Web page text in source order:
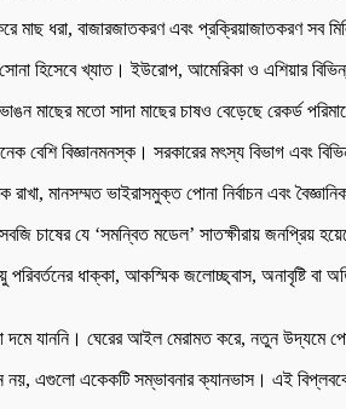
মাছ ধরা, বাজারজাতকরণ এবং প্রক্রিয়াজাতকরণ সব
হিসেবে খ্যাত। ইউরোপ, আমেরিকা ও এশিয়ার
মাছের মতো সাদা মাছের চাষও বেড়েছে রেকর্ড
বেশি বিজ্ঞানমনস্ক। সরকারের মৎস্য বিভাগ এবং
রাখা, মানসম্মত ভাইরাসমুক্ত পোনা নির্বাচন এবং
সবজি চাষের যে ‘সমন্বিত মডেল’ সাতক্ষীরায়
ধাক্কা, আকস্মিক জলোচ্ছ্বাস, অনাবৃষ্টি বা
যাননি। ঘেরের আইল মেরামত করে, নতুন উদ্যমে
এগুলো একেকটি সম্ভাবনার ক্যানভাস। এই